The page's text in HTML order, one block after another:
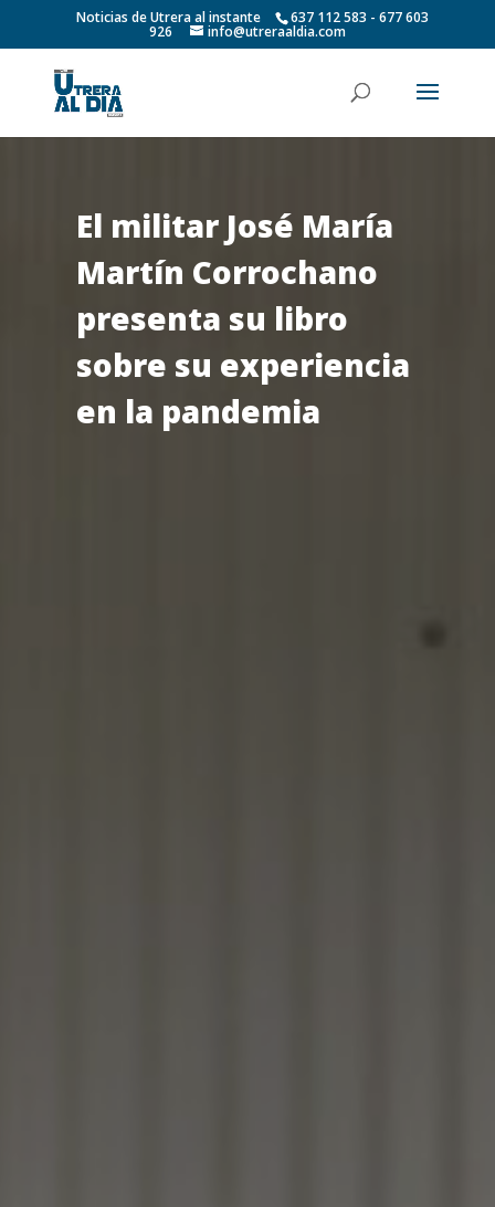
Noticias de Utrera al instante 637 112 583 - 677 603
926 info@utreraaldia.com
El militar José María
Martín Corrochano
presenta su libro
sobre su experiencia
en la pandemia